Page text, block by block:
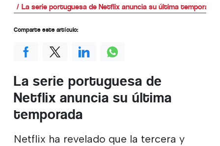
La serie portuguesa de Netflix anuncia su última temporada
La serie portuguesa de
Netflix anuncia su última
temporada
Netflix ha revelado que la tercera y
Comparte este artículo: